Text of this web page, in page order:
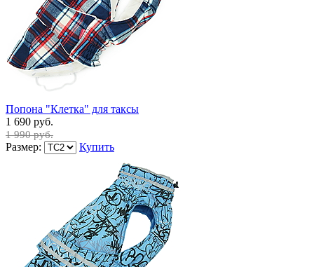
Попона "Клетка" для таксы
1 690 руб.
1 990 руб.
Размер: Купить